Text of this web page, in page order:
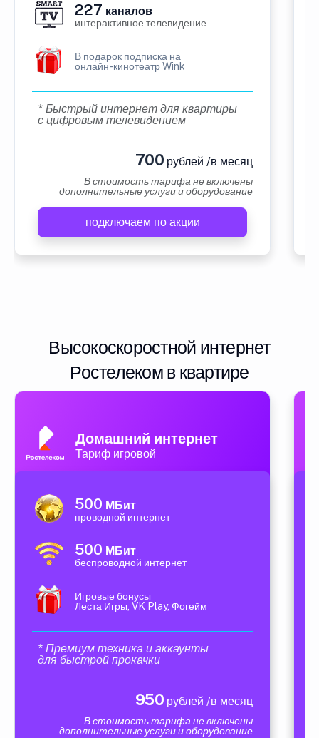
227 каналов
интерактивное телевидение
В подарок подписка на
онлайн-кинотеатр Wink
* Быстрый интернет для квартиры
с цифровым телевидением
700 рублей /в месяц
В стоимость тарифа не включены
дополнительные услуги и оборудование
подключаем по акции
Высокоскоростной интернет
Ростелеком в квартире
Домашний интернет
Тариф игровой
500 МБит
проводной интернет
500 МБит
беспроводной интернет
Игровые бонусы
Леста Игры, VK Play, Фогейм
* Премиум техника и аккаунты
для быстрой прокачки
950 рублей /в месяц
В стоимость тарифа не включены
дополнительные услуги и оборудование